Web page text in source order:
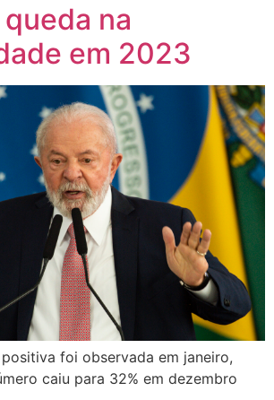
na
em 2023
foi observada em janeiro,
caiu para 32% em dezembro